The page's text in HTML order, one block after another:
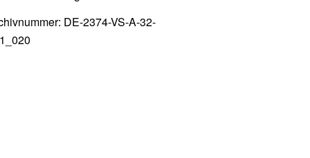
DE-2374-VS-A-32-